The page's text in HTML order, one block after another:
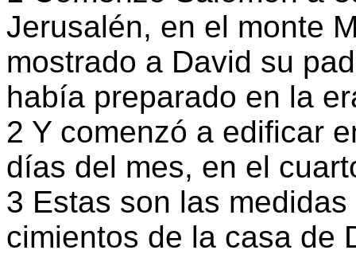
Jerusalén, en el monte
mostrado a David su
había preparado en la
2 Y comenzó a edificar
días del mes, en el
3 Estas son las
cimientos de la casa de